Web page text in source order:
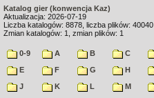
Katalog gier (konwencja Kaz)
Aktualizacja: 2026-07-19
Liczba katalogów: 8878, liczba plików: 40040
Zmian katalogów: 1, zmian plików: 1
0-9 A B C
E
F G H
J
K L M